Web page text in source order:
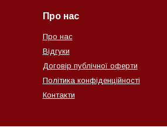
Про нас
Про нас
Відгуки
Договір публічної оферти
Політика конфіденційності
Контакти